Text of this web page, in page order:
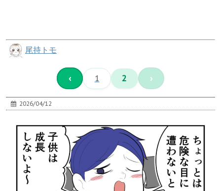
尾持トモ
‹ 1 2 ›
2026/04/12